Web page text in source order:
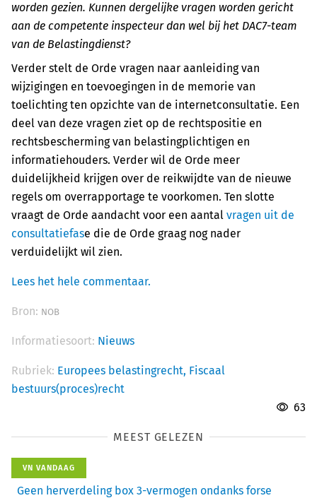
worden gezien. Kunnen dergelijke vragen worden gericht
aan de competente inspecteur dan wel bij het DAC7-team
van de Belastingdienst?
Verder stelt de Orde vragen naar aanleiding van
wijzigingen en toevoegingen in de memorie van
toelichting ten opzichte van de internetconsultatie. Een
deel van deze vragen ziet op de rechtspositie en
rechtsbescherming van belastingplichtigen en
informatiehouders. Verder wil de Orde meer
duidelijkheid krijgen over de reikwijdte van de nieuwe
regels om overrapportage te voorkomen. Ten slotte
vraagt de Orde aandacht voor een aantal vragen uit de
consultatiefase die de Orde graag nog nader
verduidelijkt wil zien.
Lees het hele commentaar.
Bron: NOB
Informatiesoort: Nieuws
Rubriek: Europees belastingrecht, Fiscaal
bestuurs(proces)recht
63
MEEST GELEZEN
VN VANDAAG
Geen herverdeling box 3-vermogen ondanks forse